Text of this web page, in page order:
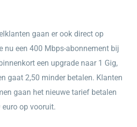
gaan er ook direct op
nu een 400 Mbps-abonnement bij
een upgrade naar 1 Gig,
gaat 2,50 minder betalen. Klanten
gaan het nieuwe tarief betalen
op vooruit.